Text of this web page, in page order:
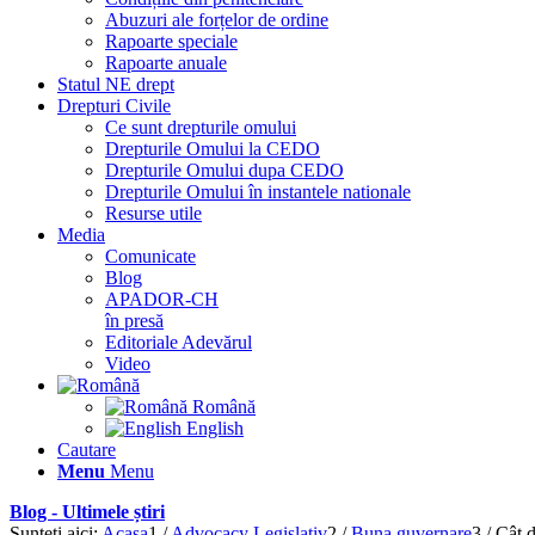
Abuzuri ale forțelor de ordine
Rapoarte speciale
Rapoarte anuale
Statul NE drept
Drepturi Civile
Ce sunt drepturile omului
Drepturile Omului la CEDO
Drepturile Omului dupa CEDO
Drepturile Omului în instantele nationale
Resurse utile
Media
Comunicate
Blog
APADOR-CH
în presă
Editoriale Adevărul
Video
Română
English
Cautare
Menu Menu
Blog - Ultimele știri